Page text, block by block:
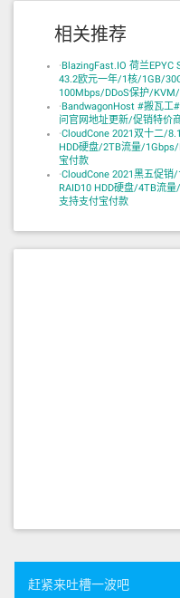
相关推荐
·BlazingFast.IO 荷兰EPYC
43.2欧元一年/1核/1GB/
100Mbps/DDoS保护/
·BandwagonHost #搬瓦工
问官网地址更新/促销特价
·CloudCone 2021双十二/
HDD硬盘/2TB流量/
宝付款
·CloudCone 2021黑五促
RAID10 HDD硬盘/4TB流
支持支付宝付款
赶紧来吐槽一波吧